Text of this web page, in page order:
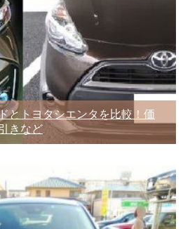
とトヨタシエンタを比較！価
きなど